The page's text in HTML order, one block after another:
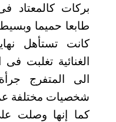
بركات كالمعتاد
طابعا حميما
كانت تستأهل
الغنائية تغلبت
الى المتفرج
شخصيات مختلفة
كما إنها وصلت